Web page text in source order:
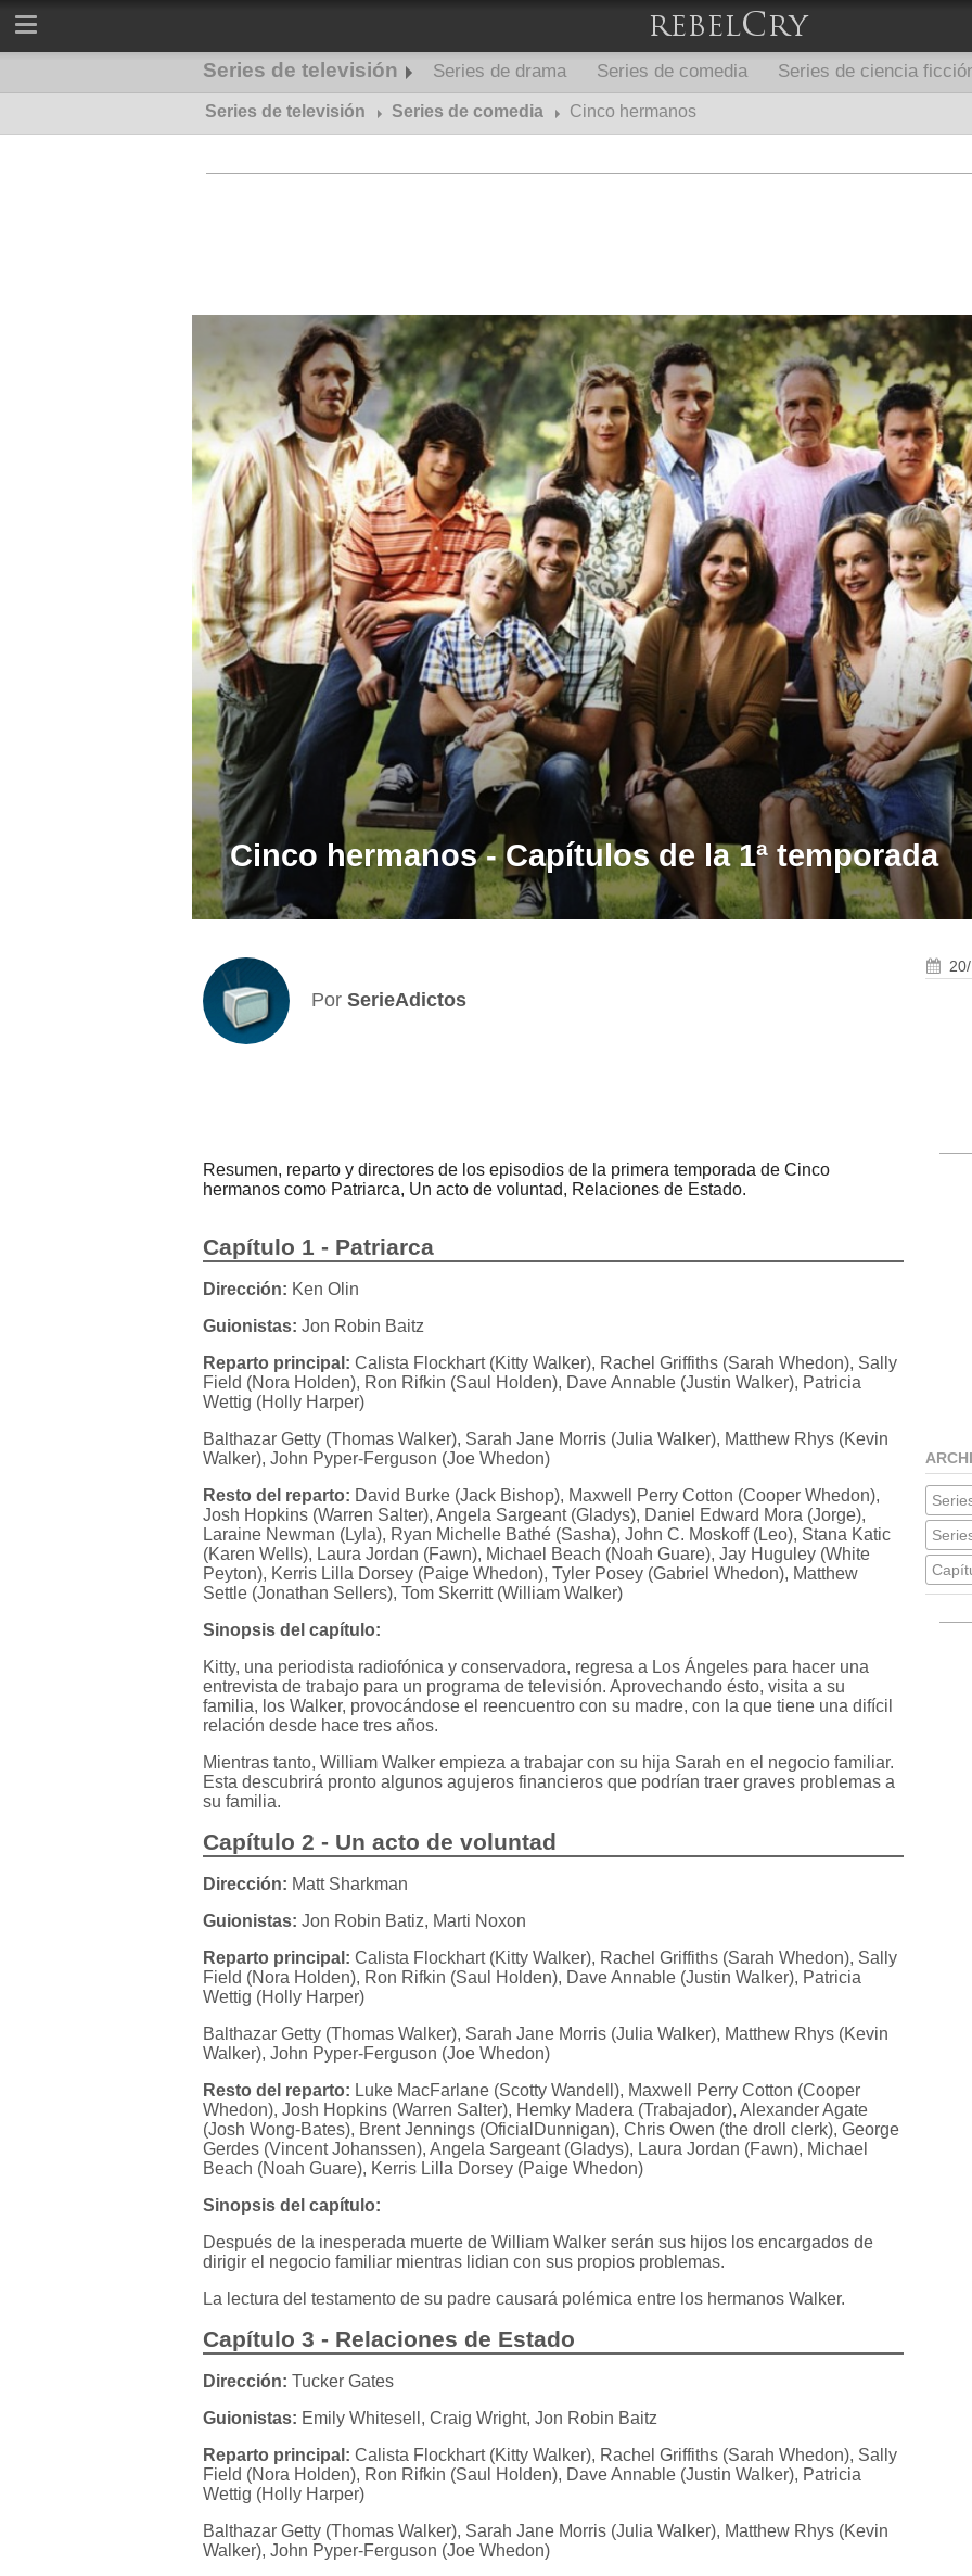
Series de televisión Series de drama Series de comedia Series de ciencia
Series de misterio
Series de televisión Series de comedia Cinco hermanos
Cinco hermanos - Capítulos de la 1ª temporada
Por SerieAdictos
Resumen, reparto y directores de los episodios de la primera temporada de Cinco
hermanos como Patriarca, Un acto de voluntad, Relaciones de Estado.
Capítulo 1 - Patriarca
Dirección: Ken Olin
Guionistas: Jon Robin Baitz
Reparto principal: Calista Flockhart (Kitty Walker), Rachel Griffiths (Sarah Whedon), Sally
Field (Nora Holden), Ron Rifkin (Saul Holden), Dave Annable (Justin Walker), Patricia
Wettig (Holly Harper)
Balthazar Getty (Thomas Walker), Sarah Jane Morris (Julia Walker), Matthew Rhys (Kevin
Walker), John Pyper-Ferguson (Joe Whedon)
Resto del reparto: David Burke (Jack Bishop), Maxwell Perry Cotton (Cooper Whedon),
Josh Hopkins (Warren Salter), Angela Sargeant (Gladys), Daniel Edward Mora (Jorge),
Laraine Newman (Lyla), Ryan Michelle Bathé (Sasha), John C. Moskoff (Leo), Stana Katic
(Karen Wells), Laura Jordan (Fawn), Michael Beach (Noah Guare), Jay Huguley (White
Peyton), Kerris Lilla Dorsey (Paige Whedon), Tyler Posey (Gabriel Whedon), Matthew
Settle (Jonathan Sellers), Tom Skerritt (William Walker)
Sinopsis del capítulo:
Kitty, una periodista radiofónica y conservadora, regresa a Los Ángeles para hacer una
entrevista de trabajo para un programa de televisión. Aprovechando ésto, visita a su
familia, los Walker, provocándose el reencuentro con su madre, con la que tiene una difícil
relación desde hace tres años.
Mientras tanto, William Walker empieza a trabajar con su hija Sarah en el negocio familiar.
Esta descubrirá pronto algunos agujeros financieros que podrían traer graves problemas a
su familia.
Capítulo 2 - Un acto de voluntad
Dirección: Matt Sharkman
Guionistas: Jon Robin Batiz, Marti Noxon
Reparto principal: Calista Flockhart (Kitty Walker), Rachel Griffiths (Sarah Whedon), Sally
Field (Nora Holden), Ron Rifkin (Saul Holden), Dave Annable (Justin Walker), Patricia
Wettig (Holly Harper)
Balthazar Getty (Thomas Walker), Sarah Jane Morris (Julia Walker), Matthew Rhys (Kevin
Walker), John Pyper-Ferguson (Joe Whedon)
Resto del reparto: Luke MacFarlane (Scotty Wandell), Maxwell Perry Cotton (Cooper
Whedon), Josh Hopkins (Warren Salter), Hemky Madera (Trabajador), Alexander Agate
(Josh Wong-Bates), Brent Jennings (OficialDunnigan), Chris Owen (the droll clerk), George
Gerdes (Vincent Johanssen), Angela Sargeant (Gladys), Laura Jordan (Fawn), Michael
Beach (Noah Guare), Kerris Lilla Dorsey (Paige Whedon)
Sinopsis del capítulo:
Después de la inesperada muerte de William Walker serán sus hijos los encargados de
dirigir el negocio familiar mientras lidian con sus propios problemas.
La lectura del testamento de su padre causará polémica entre los hermanos Walker.
Capítulo 3 - Relaciones de Estado
Dirección: Tucker Gates
Guionistas: Emily Whitesell, Craig Wright, Jon Robin Baitz
Reparto principal: Calista Flockhart (Kitty Walker), Rachel Griffiths (Sarah Whedon), Sally
Field (Nora Holden), Ron Rifkin (Saul Holden), Dave Annable (Justin Walker), Patricia
Wettig (Holly Harper)
Balthazar Getty (Thomas Walker), Sarah Jane Morris (Julia Walker), Matthew Rhys (Kevin
Walker), John Pyper-Ferguson (Joe Whedon)